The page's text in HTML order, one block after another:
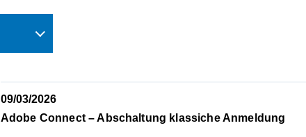
09/03/2026
Adobe Connect – Abschaltung klassiche Anmeldung